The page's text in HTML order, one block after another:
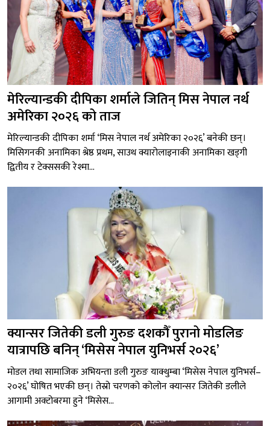
मेरिल्यान्डकी दीपिका शर्माले जितिन् मिस नेपाल नर्थ
अमेरिका २०२६ को ताज
मेरिल्यान्डकी दीपिका शर्मा ‘मिस नेपाल नर्थ अमेरिका २०२६’ बनेकी छन्।
मिसिगनकी अनामिका श्रेष्ठ प्रथम, साउथ क्यारोलाइनाकी अनामिका खड्गी
द्वितीय र टेक्ससकी रेश्मा...
क्यान्सर जितेकी डली गुरुङ दशकौँ पुरानो मोडलिङ
यात्रापछि बनिन् ‘मिसेस नेपाल युनिभर्स २०२६’
मोडल तथा सामाजिक अभियन्ता डली गुरुङ याक्थुम्बा ‘मिसेस नेपाल युनिभर्स–
२०२६’ घोषित भएकी छन्। तेस्रो चरणको कोलोन क्यान्सर जितेकी डलीले
आगामी अक्टोबरमा हुने ‘मिसेस...